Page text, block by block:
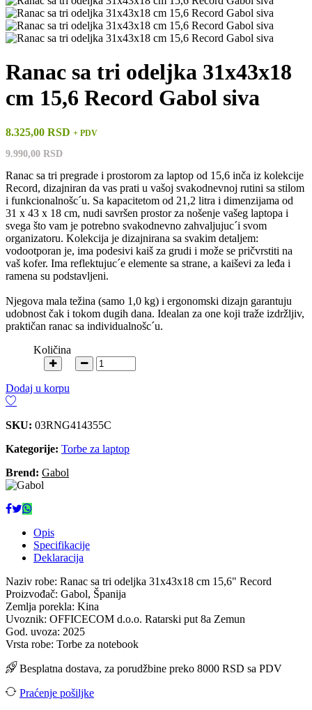
Ranac sa tri odeljka 31x43x18
cm 15,6 Record Gabol siva
8.325,00 RSD + PDV
9.990,00 RSD
Ranac sa tri pregrade i prostorom za laptop od 15,6 inča iz kolekcije
Record, dizajniran da vas prati u vašoj svakodnevnoj rutini sa stilom
i funkcionalnošc´u. Sa kapacitetom od 21,2 litra i dimenzijama od
31 x 43 x 18 cm, nudi savršen prostor za nošenje vašeg laptopa i
svega što vam je potrebno svakodnevno zahvaljujuc´i svom
organizatoru. Kolekcija je dizajnirana sa svakim detaljem:
vodootporan je, ima podesivi kaiš za grudi i može se pričvrstiti na
vaš kofer. Ima reflektujuc´e elemente sa strane, a kaiševi za leđa i
ramena su podstavljeni.
Njegova mala težina (samo 1,0 kg) i ergonomski dizajn garantuju
udobnost čak i tokom dugih dana. Idealan za one koji traže izdržljiv,
praktičan ranac sa individualnošc´u.
Količina
Dodaj u korpu
SKU: 03RNG414355C
Kategorije: Torbe za laptop
Brend: Gabol
Opis
Specifikacije
Deklaracija
Naziv robe: Ranac sa tri odeljka 31x43x18 cm 15,6" Record
Proizvođač: Gabol, Španija
Zemlja porekla: Kina
Uvoznik: OFFICECOM d.o.o. Ratarski put 8a Zemun
God. uvoza: 2025
Vrsta robe: Torbe za notebook
Besplatna dostava, za porudžbine preko 8000 RSD sa PDV
Praćenje pošiljke